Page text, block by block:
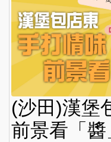
(沙田)漢堡
前景看「醬